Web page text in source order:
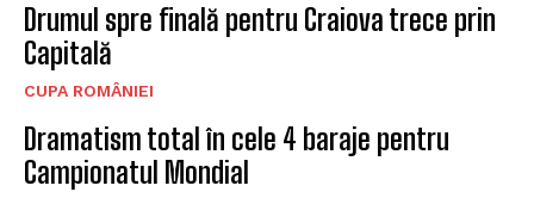
Drumul spre finală pentru Craiova trece prin
Capitală
CUPA ROMÂNIEI
Dramatism total în cele 4 baraje pentru
Campionatul Mondial